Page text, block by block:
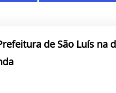
de São Luís na